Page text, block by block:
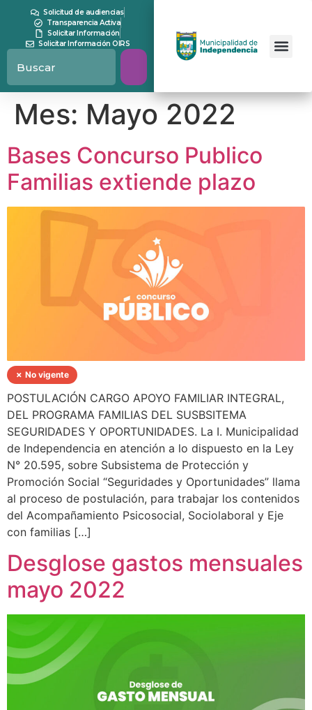
contenidoSolicitud de audiencias
Transparencia Activa
Solicitar Información
Solicitar Información OIRS
Mes: Mayo 2022
Bases Concurso Publico
Familias extiende plazo
✗ No vigente
POSTULACIÓN CARGO APOYO FAMILIAR INTEGRAL,
DEL PROGRAMA FAMILIAS DEL SUSBSITEMA
SEGURIDADES Y OPORTUNIDADES. La I. Municipalidad
de Independencia en atención a lo dispuesto en la Ley
N° 20.595, sobre Subsistema de Protección y
Promoción Social “Seguridades y Oportunidades” llama
al proceso de postulación, para trabajar los contenidos
del Acompañamiento Psicosocial, Sociolaboral y Eje
con familias […]
Desglose gastos mensuales
mayo 2022